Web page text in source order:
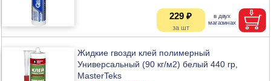
229 ₽
Жидкие гвозди клей полимерный
Универсальный (90 кг/м2) белый 440 гр,
MasterTeks